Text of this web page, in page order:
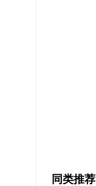
同类推荐